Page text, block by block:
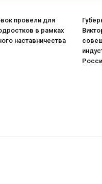
провели для
в рамках
наставничества